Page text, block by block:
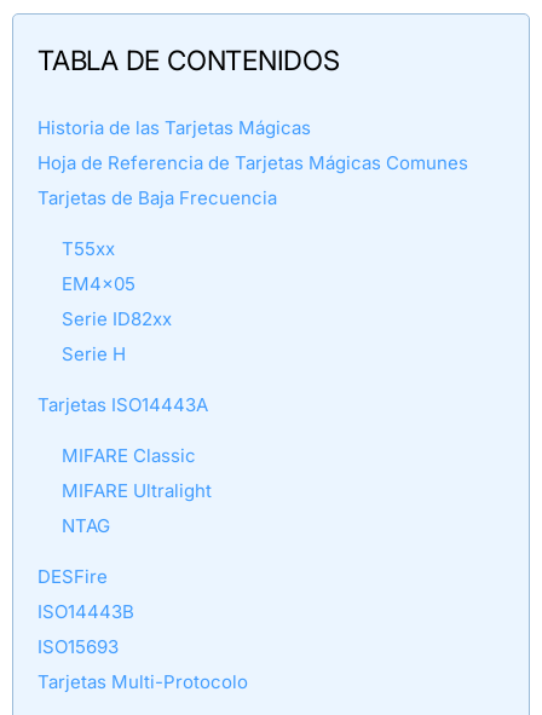
TABLA DE CONTENIDOS
Historia de las Tarjetas Mágicas
Hoja de Referencia de Tarjetas Mágicas Comunes
Tarjetas de Baja Frecuencia
T55xx
EM4x05
Serie ID82xx
Serie H
Tarjetas ISO14443A
MIFARE Classic
MIFARE Ultralight
NTAG
DESFire
ISO14443B
ISO15693
Tarjetas Multi-Protocolo